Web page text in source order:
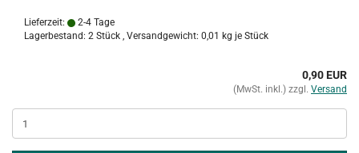
Lieferzeit:
2-4 Tage
Lagerbestand: 2 Stück , Versandgewicht: 0,01 kg je Stück
0,90 EUR
(MwSt. inkl.) zzgl. Versand